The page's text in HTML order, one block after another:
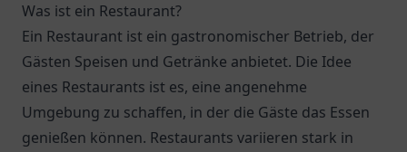
Was ist ein Restaurant?
Ein Restaurant ist ein gastronomischer Betrieb, der
Gästen Speisen und Getränke anbietet. Die Idee
eines Restaurants ist es, eine angenehme
Umgebung zu schaffen, in der die Gäste das Essen
genießen können. Restaurants variieren stark in